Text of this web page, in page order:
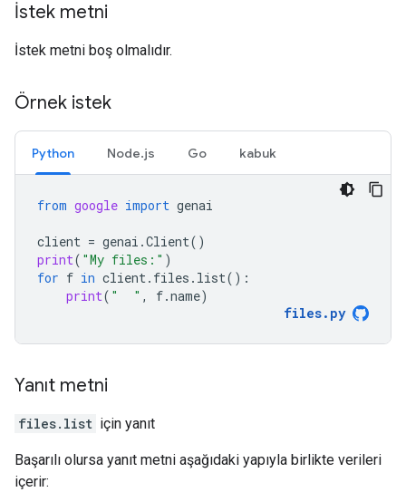
İstek metni
İstek metni boş olmalıdır.
Örnek istek
Python Node.js Go kabuk
from google import genai
client = genai .Client()
print( "My files:" )
for f in client. files . list():
print( "  " , f.name)
files. py
Yanıt metni
files.list için yanıt
Başarılı olursa yanıt metni aşağıdaki yapıyla birlikte verileri
içerir: